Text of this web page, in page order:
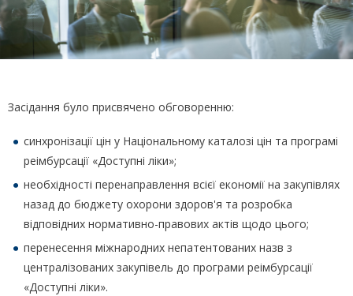
Засідання було присвячено обговоренню:
синхронізації цін у Національному каталозі цін та програмі
реімбурсації «Доступні ліки»;
необхідності перенаправлення всієї економії на закупівлях
назад до бюджету охорони здоров'я та розробка
відповідних нормативно-правових актів щодо цього;
перенесення міжнародних непатентованих назв з
централізованих закупівель до програми реімбурсації
«Доступні ліки».